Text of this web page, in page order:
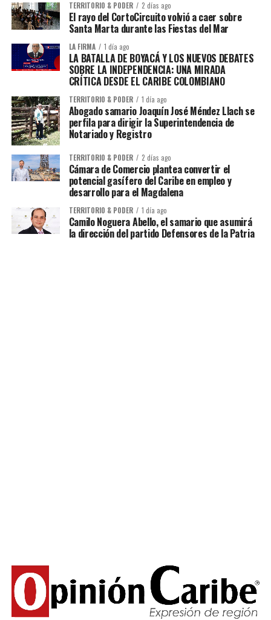
TERRITORIO & PODER 2 días ago
El rayo del CortoCircuito volvió a caer sobre
Santa Marta durante las Fiestas del Mar
LA FIRMA 1 día ago
LA BATALLA DE BOYACÁ Y LOS NUEVOS DEBATES
SOBRE LA INDEPENDENCIA: UNA MIRADA
CRÍTICA DESDE EL CARIBE COLOMBIANO
TERRITORIO & PODER 1 día ago
Abogado samario Joaquín José Méndez Llach se
perfila para dirigir la Superintendencia de
Notariado y Registro
TERRITORIO & PODER 2 días ago
Cámara de Comercio plantea convertir el
potencial gasífero del Caribe en empleo y
desarrollo para el Magdalena
TERRITORIO & PODER 1 día ago
Camilo Noguera Abello, el samario que asumirá
la dirección del partido Defensores de la Patria